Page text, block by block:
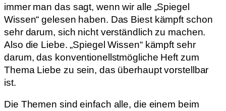
immer man das sagt, wenn wir alle „Spiegel
Wissen“ gelesen haben. Das Biest kämpft schon
sehr darum, sich nicht verständlich zu machen.
Also die Liebe. „Spiegel Wissen“ kämpft sehr
darum, das konventionellstmögliche Heft zum
Thema Liebe zu sein, das überhaupt vorstellbar
ist.
Die Themen sind einfach alle, die einem beim